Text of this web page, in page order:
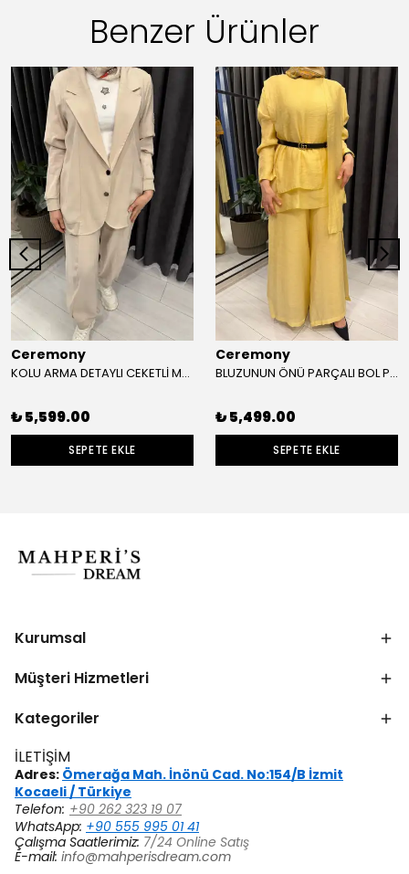
Benzer Ürünler
Ceremony
KOLU ARMA DETAYLI CEKETLİ MODAL TAKIM
₺ 5,599.00
SEPETE EKLE
Ceremony
BLUZUNUN ÖNÜ PARÇALI BOL PAÇA PANTOLONLU NİL TAKIM
₺ 5,499.00
SEPETE EKLE
Kurumsal
Müşteri Hizmetleri
Kategoriler
İLETİŞİM
Adres: Ömerağa Mah. İnönü Cad. No:154/B İzmit
Kocaeli / Türkiye
Telefon: +90 262 323 19 07
WhatsApp: +90 555 995 01 41
Çalışma Saatlerimiz: 7/24 Online Satış
E-mail: info@mahperisdream.com